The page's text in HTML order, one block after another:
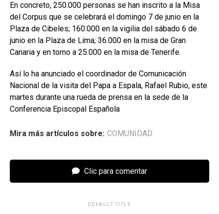
En concreto, 250.000 personas se han inscrito a la Misa
del Corpus que se celebrará el domingo 7 de junio en la
Plaza de Cibeles; 160.000 en la vigilia del sábado 6 de
junio en la Plaza de Lima; 36.000 en la misa de Gran
Canaria y en torno a 25.000 en la misa de Tenerife.
Así lo ha anunciado el coordinador de Comunicación
Nacional de la visita del Papa a Espala, Rafael Rubio, este
martes durante una rueda de prensa en la sede de la
Conferencia Episcopal Española
Mira más artículos sobre: COMUNIDAD
Clic para comentar
DEFAULT TITLE